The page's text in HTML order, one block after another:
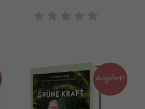
Angebot!